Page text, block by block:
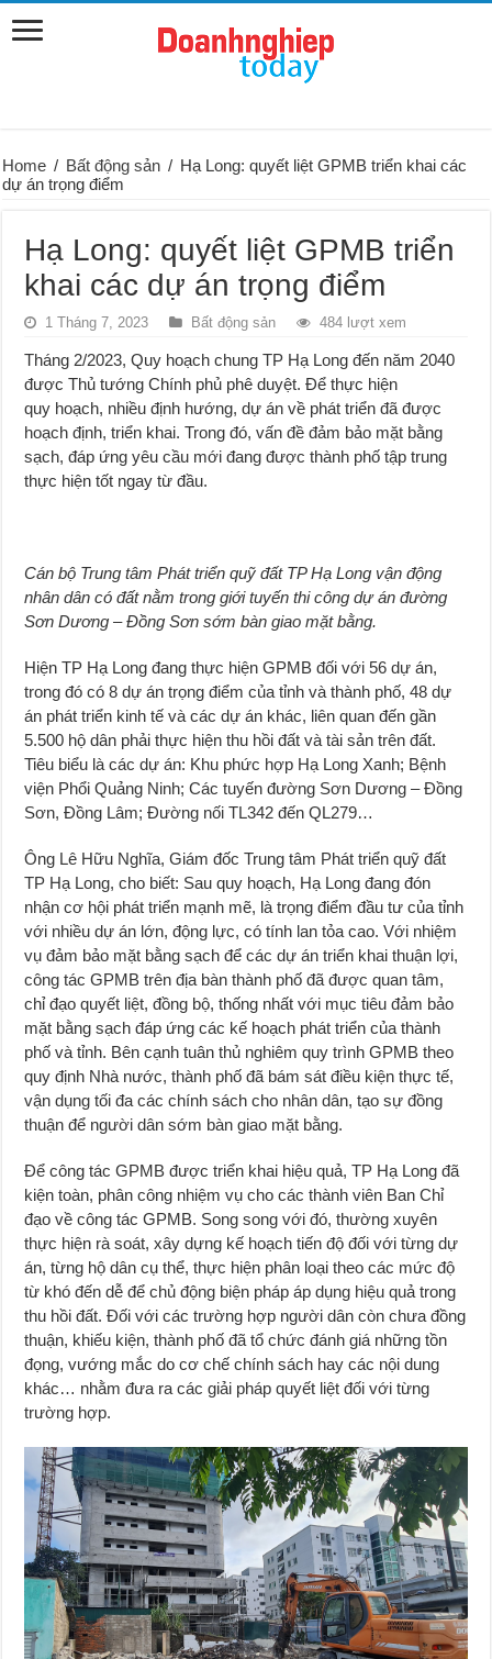
Home / Bất động sản / Hạ Long: quyết liệt GPMB triển khai các
dự án trọng điểm
Hạ Long: quyết liệt GPMB triển
khai các dự án trọng điểm
1 Tháng 7, 2023 Bất động sản 484 lượt xem
Tháng 2/2023, Quy hoạch chung TP Hạ Long đến năm 2040
được Thủ tướng Chính phủ phê duyệt. Để thực hiện
quy hoạch, nhiều định hướng, dự án về phát triển đã được
hoạch định, triển khai. Trong đó, vấn đề đảm bảo mặt bằng
sạch, đáp ứng yêu cầu mới đang được thành phố tập trung
thực hiện tốt ngay từ đầu.
Cán bộ Trung tâm Phát triển quỹ đất TP Hạ Long vận động
nhân dân có đất nằm trong giới tuyến thi công dự án đường
Sơn Dương – Đồng Sơn sớm bàn giao mặt bằng.
Hiện TP Hạ Long đang thực hiện GPMB đối với 56 dự án,
trong đó có 8 dự án trọng điểm của tỉnh và thành phố, 48 dự
án phát triển kinh tế và các dự án khác, liên quan đến gần
5.500 hộ dân phải thực hiện thu hồi đất và tài sản trên đất.
Tiêu biểu là các dự án: Khu phức hợp Hạ Long Xanh; Bệnh
viện Phổi Quảng Ninh; Các tuyến đường Sơn Dương – Đồng
Sơn, Đồng Lâm; Đường nối TL342 đến QL279…
Ông Lê Hữu Nghĩa, Giám đốc Trung tâm Phát triển quỹ đất
TP Hạ Long, cho biết: Sau quy hoạch, Hạ Long đang đón
nhận cơ hội phát triển mạnh mẽ, là trọng điểm đầu tư của tỉnh
với nhiều dự án lớn, động lực, có tính lan tỏa cao. Với nhiệm
vụ đảm bảo mặt bằng sạch để các dự án triển khai thuận lợi,
công tác GPMB trên địa bàn thành phố đã được quan tâm,
chỉ đạo quyết liệt, đồng bộ, thống nhất với mục tiêu đảm bảo
mặt bằng sạch đáp ứng các kế hoạch phát triển của thành
phố và tỉnh. Bên cạnh tuân thủ nghiêm quy trình GPMB theo
quy định Nhà nước, thành phố đã bám sát điều kiện thực tế,
vận dụng tối đa các chính sách cho nhân dân, tạo sự đồng
thuận để người dân sớm bàn giao mặt bằng.
Để công tác GPMB được triển khai hiệu quả, TP Hạ Long đã
kiện toàn, phân công nhiệm vụ cho các thành viên Ban Chỉ
đạo về công tác GPMB. Song song với đó, thường xuyên
thực hiện rà soát, xây dựng kế hoạch tiến độ đối với từng dự
án, từng hộ dân cụ thể, thực hiện phân loại theo các mức độ
từ khó đến dễ để chủ động biện pháp áp dụng hiệu quả trong
thu hồi đất. Đối với các trường hợp người dân còn chưa đồng
thuận, khiếu kiện, thành phố đã tổ chức đánh giá những tồn
đọng, vướng mắc do cơ chế chính sách hay các nội dung
khác… nhằm đưa ra các giải pháp quyết liệt đối với từng
trường hợp.